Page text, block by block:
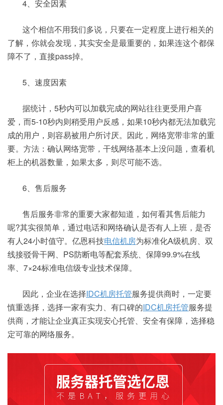
4、安全因素
这个相信不用我们多说，只要在一定程度上进行相关的
了解，你就会发现，其实安全是最重要的，如果连这个都保
障不了，直接pass掉。
5、速度因素
据统计，5秒内可以加载完成的网站往往更受用户喜
爱，而5-10秒内则稍受用户反感，如果10秒内都无法加载完
成的用户，则容易被用户所讨厌。因此，网络宽带非常的重
要。方法：确认网络宽带，干线网络基本上没问题，查看机
柜上的机器数量，如果太多，则尽可能不选。
6、售后服务
售后服务非常的重要大家都知道，如何看其售后能力
呢?其实很简单，通过电话和网络确认是否有人上班，是否
有人24小时值守。亿恩科技电信机房为标准化A级机房、双
线接驳骨干网、PS防断电等配套系统、保障99.9%在线
率、7×24标准电信级专业技术保障。
因此，企业在选择IDC机房托管服务提供商时，一定要
慎重选择，选择一家有实力、有口碑的IDC机房托管服务提
供商，才能让企业真正实现安心托管、安全有保障，选择稳
定可靠的网络服务。